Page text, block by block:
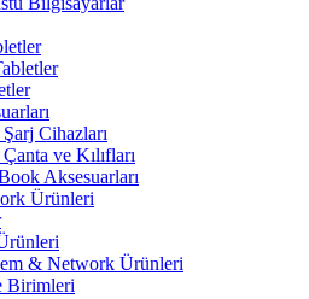
Cihazları
ve Kılıfları
Aksesuarları
Ürünleri
& Network Ürünleri
Birimleri